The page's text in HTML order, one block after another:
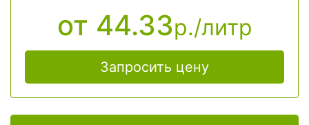
от 44.33р./литр
Запросить цену